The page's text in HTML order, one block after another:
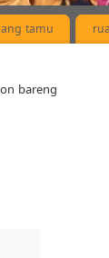
tamu
bareng